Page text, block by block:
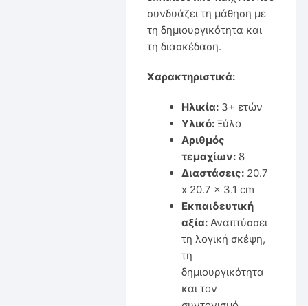
συνδυάζει τη μάθηση με
τη δημιουργικότητα και
τη διασκέδαση.
Χαρακτηριστικά:
Ηλικία:3+ ετών
Υλικό:Ξύλο
Αριθμός
τεμαχίων:8
Διαστάσεις:20.7
x 20.7 x 3.1 cm
Εκπαιδευτική
αξία:Αναπτύσσει
τη λογική σκέψη,
τη
δημιουργικότητα
και τον